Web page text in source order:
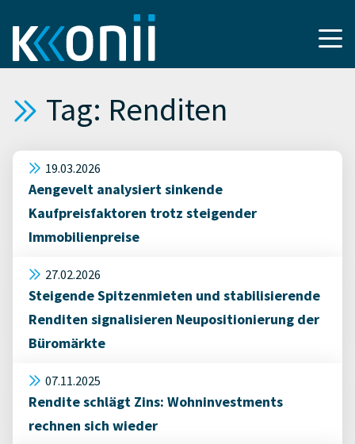
Tag: Renditen
19.03.2026
Aengevelt analysiert sinkende
Kaufpreisfaktoren trotz steigender
Immobilienpreise
27.02.2026
Steigende Spitzenmieten und stabilisierende
Renditen signalisieren Neupositionierung der
Büromärkte
07.11.2025
Rendite schlägt Zins: Wohninvestments
rechnen sich wieder